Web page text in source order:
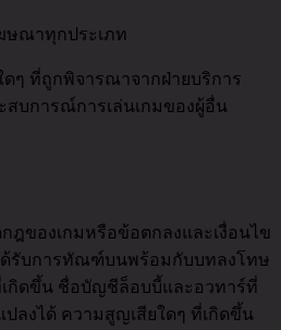
ณาทุกประเภท
ดๆ ที่ถูกพิจารณาจากฝ่ายบริการ
สบการณ์การเล่นเกมของผู้อื่น
ฎของเกมหรือข้อตกลงและเงื่อนไข
ด้รับการทัณฑ์บนพร้อมกับบทลงโทษ
กิดขึ้น ชื่อบัญชีล็อบบี้และอวทาร์ที่
ลงได้ ความสูญเสียใดๆ ที่เกิดขึ้น